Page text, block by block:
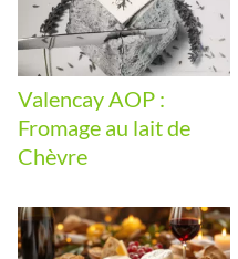
Valencay AOP :
Fromage au lait de
Chèvre